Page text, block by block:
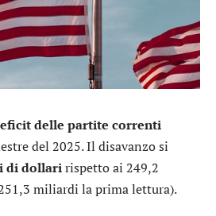
delle partite correnti
del 2025. Il disavanzo si
di dollaririspetto ai 249,2
miliardi la prima lettura).